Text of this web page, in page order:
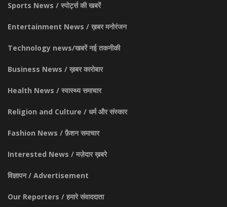
Sports News / स्पोर्ट्स की खबरें
Entertainment News / ख़बर मनोरंजन
Technology news/खबरें नई तकनीकी
Business News / ख़बर कारोबार
Health News / स्वास्थ्य समाचार
Religion and Culture / धर्म और संस्कार
Fashion News / फ़ैशन समाचार
Interested News / मज़ेदार ख़बरे
विज्ञापन / Advertisement
Our Reporters / हमारे संवाददाता